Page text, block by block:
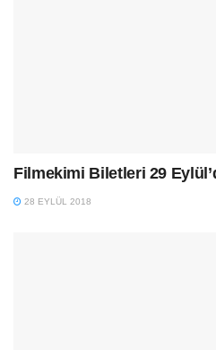
Filmekimi Biletleri 29
28 EYLÜL 2018